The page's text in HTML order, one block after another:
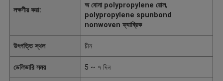
লক্ষণীয় করা:
অ বোনা polypropylene রোল,
polypropylene spunbond
nonwoven ফ্যাব্রিক
উৎপত্তি স্থল চীন
ডেলিভারি সময় 5 ~ ৭ দিন